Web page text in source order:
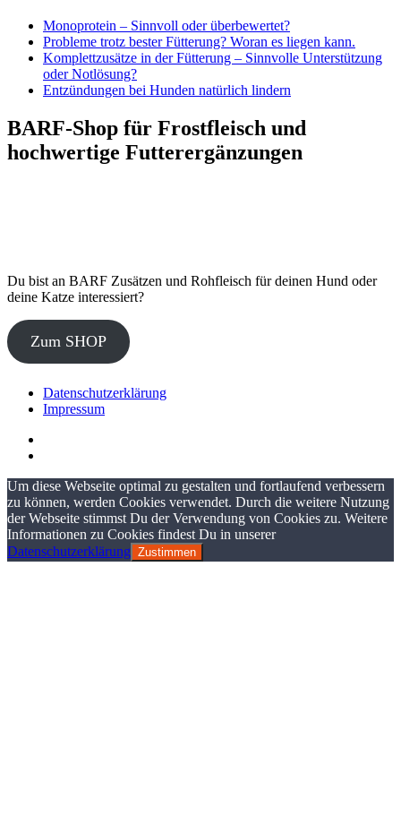
Monoprotein – Sinnvoll oder überbewertet?
Probleme trotz bester Fütterung? Woran es liegen kann.
Komplettzusätze in der Fütterung – Sinnvolle Unterstützung
oder Notlösung?
Entzündungen bei Hunden natürlich lindern
BARF-Shop für Frostfleisch und
hochwertige Futterergänzungen
Du bist an BARF Zusätzen und Rohfleisch für deinen Hund oder
deine Katze interessiert?
Zum SHOP
Datenschutzerklärung
Impressum
Um diese Webseite optimal zu gestalten und fortlaufend verbessern
zu können, werden Cookies verwendet. Durch die weitere Nutzung
der Webseite stimmst Du der Verwendung von Cookies zu. Weitere
Informationen zu Cookies findest Du in unserer
Datenschutzerklärung Zustimmen